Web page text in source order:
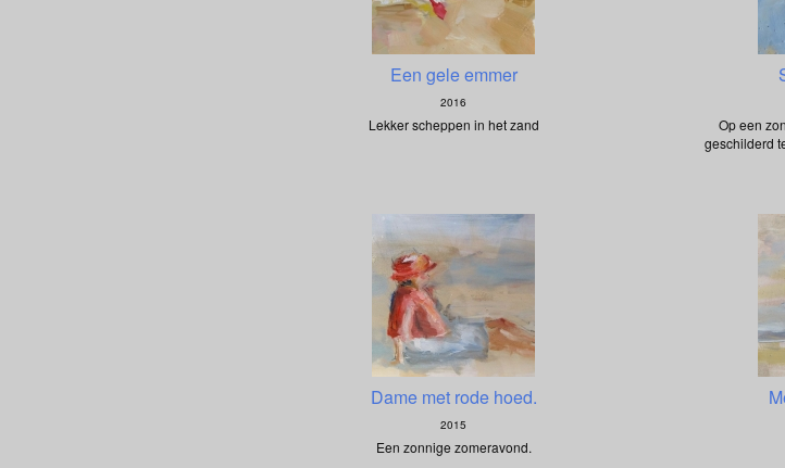
Een gele emmer
2016
Lekker scheppen in het zand
Op een
geschilderd
Dame met rode hoed.
2015
Een zonnige zomeravond.